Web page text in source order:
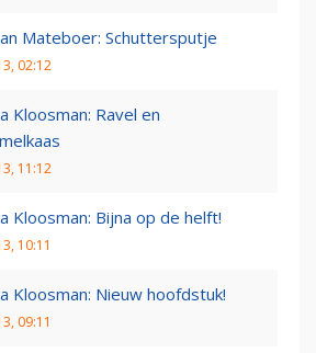
Mateboer: Schuttersputje
02:12
Kloosman: Ravel en
11:12
Kloosman: Bijna op de helft!
10:11
Kloosman: Nieuw hoofdstuk!
09:11